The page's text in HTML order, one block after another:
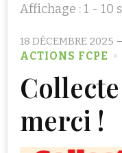
Affichage : 1 - 10
18 DÉCEMBRE 2025
ACTIONS FCPE
merci !